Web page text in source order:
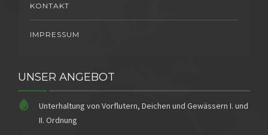
KONTAKT
IMPRESSUM
UNSER ANGEBOT
Unterhaltung von Vorflutern, Deichen und Gewässern I. und
II. Ordnung